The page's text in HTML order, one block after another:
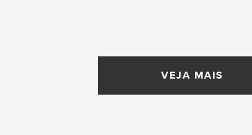
VEJA MAIS